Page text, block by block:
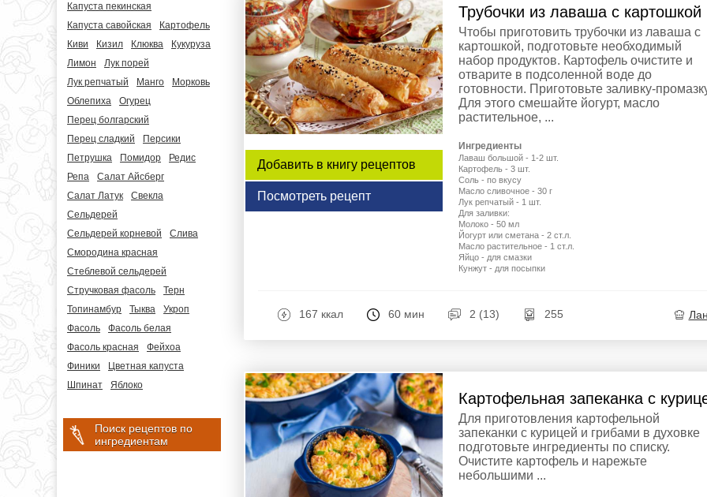
Капуста пекинская
Капуста савойская
Картофель
Киви
Кизил Клюква
Кукуруза
Лимон
Лук порей
Лук репчатый
Манго
Морковь
Облепиха
Огурец
Перец болгарский
Перец сладкий
Персики
Петрушка
Помидор
Редис
Репа
Салат Айсберг
Салат Латук
Свекла
Сельдерей
Сельдерей корневой
Слива
Смородина красная
Стеблевой сельдерей
Стручковая фасоль
Терн
Топинамбур
Тыква
Укроп
Фасоль
Фасоль белая
Фасоль красная
Фейхоа
Финики
Цветная капуста
Шпинат
Яблоко
Поиск рецептов по
ингредиентам
Добавить в книгу рецептов
Посмотреть рецепт
Трубочки из лаваша с картошкой
Чтобы приготовить трубочки из лаваша с
картошкой, подготовьте необходимый
набор продуктов. Картофель очистите и
отварите в подсоленной воде до
готовности. Приготовьте заливку-
Для этого смешайте йогурт, масло
растительное, ...
Ингредиенты
Лаваш большой - 1-2 шт.
Картофель - 3 шт.
Соль - по вкусу
Масло сливочное - 30 г
Лук репчатый - 1 шт.
Для заливки:
Молоко - 50 мл
Йогурт или сметана - 2 ст.л.
Масло растительное - 1 ст.л.
Яйцо - для смазки
Кунжут - для посыпки
167 ккал 60 мин 2 (13) 255
Картофельная запеканка с
Для приготовления картофельной
запеканки с курицей и грибами в духовке
подготовьте ингредиенты по списку.
Очистите картофель и нарежьте
небольшими ...